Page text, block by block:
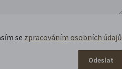
se zpracováním osobních údajů
Odeslat